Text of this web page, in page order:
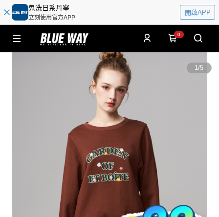
鬼洗日系丹寧
立刻使用官方APP
開啟APP
0
1/5